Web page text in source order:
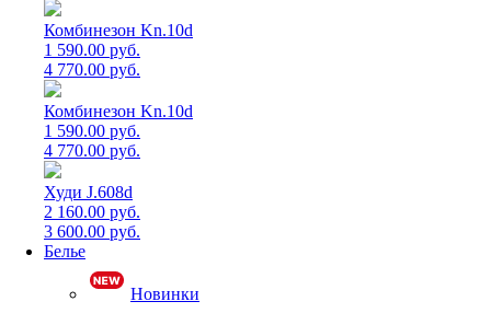
Комбинезон Kn.10d
1 590.00 руб.
4 770.00 руб.
Комбинезон Kn.10d
1 590.00 руб.
4 770.00 руб.
Худи J.608d
2 160.00 руб.
3 600.00 руб.
Белье
Новинки